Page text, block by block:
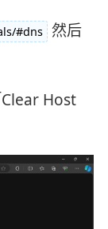
#dns 然后
Host